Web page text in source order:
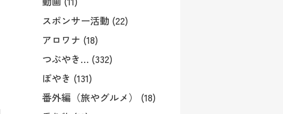
スポンサー活動 (22)
アロワナ (18)
つぶやき… (332)
ぼやき (131)
番外編（旅やグルメ） (18)